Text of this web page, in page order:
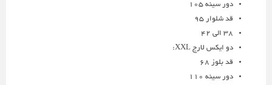
دور سینه 105
قد شلوار 95
38 الی 42
دو ایکس لارج XXL:
قد بلوز 68
دور سینه 110